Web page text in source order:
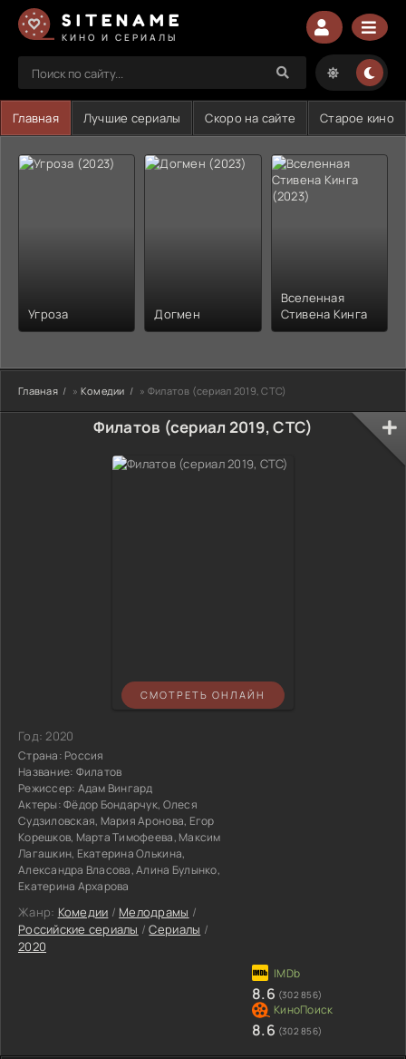
SITENAME
КИНО И СЕРИАЛЫ
Главная Лучшие сериалы Скоро на сайте Старое кино
Угроза Догмен
Вселенная
Стивена Кинга
Главная » Комедии » Филатов (сериал 2019, СТС)
Филатов (сериал 2019, СТС)
СМОТРЕТЬ ОНЛАЙН
Год:2020
Страна: Россия
Название: Филатов
Режиссер: Адам Вингард
Актеры:Фёдор Бондарчук, Олеся
Судзиловская, Мария Аронова, Егор
Корешков, Марта Тимофеева, Максим
Лагашкин, Екатерина Олькина,
Александра Власова, Алина Булынко,
Екатерина Архарова
Жанр: Комедии / Мелодрамы /
Российские сериалы /Сериалы /
2020
8.6 (302 856)
8.6 (302 856)